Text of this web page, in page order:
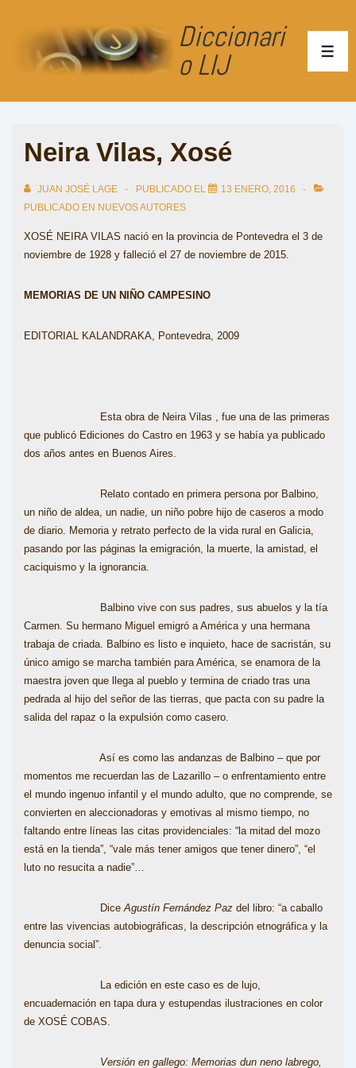
Diccionari
o LIJ
Neira Vilas, Xosé
JUAN JOSÉ LAGE PUBLICADO EL
13 ENERO, 2016
PUBLICADO EN NUEVOS AUTORES
XOSÉ NEIRA VILAS nació en la provincia de Pontevedra el 3 de
noviembre de 1928 y falleció el 27 de noviembre de 2015.
MEMORIAS DE UN NIÑO CAMPESINO
EDITORIAL KALANDRAKA, Pontevedra, 2009
Esta obra de Neira Vilas , fue una de las primeras
que publicó Ediciones do Castro en 1963 y se había ya publicado
dos años antes en Buenos Aires.
Relato contado en primera persona por Balbino,
un niño de aldea, un nadie, un niño pobre hijo de caseros a modo
de diario. Memoria y retrato perfecto de la vida rural en Galicia,
pasando por las páginas la emigración, la muerte, la amistad, el
caciquismo y la ignorancia.
Balbino vive con sus padres, sus abuelos y la tía
Carmen. Su hermano Miguel emigró a América y una hermana
trabaja de criada. Balbino es listo e inquieto, hace de sacristán, su
único amigo se marcha también para América, se enamora de la
maestra joven que llega al pueblo y termina de criado tras una
pedrada al hijo del señor de las tierras, que pacta con su padre la
salida del rapaz o la expulsión como casero.
Así es como las andanzas de Balbino – que por
momentos me recuerdan las de Lazarillo – o enfrentamiento entre
el mundo ingenuo infantil y el mundo adulto, que no comprende, se
convierten en aleccionadoras y emotivas al mismo tiempo, no
faltando entre líneas las citas providenciales: “la mitad del mozo
está en la tienda”, “vale más tener amigos que tener dinero”, “el
luto no resucita a nadie”…
DiceAgustín Fernández Paz del libro: “a caballo
entre las vivencias autobiográficas, la descripción etnográfica y la
denuncia social”.
La edición en este caso es de lujo,
encuadernación en tapa dura y estupendas ilustraciones en color
de XOSÉ COBAS.
Versión en gallego: Memorias dun neno labrego,